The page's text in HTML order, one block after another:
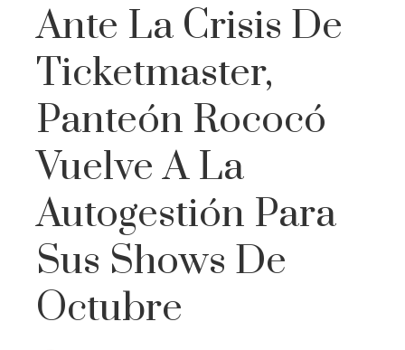
Ante La Crisis De
Ticketmaster,
Panteón Rococó
Vuelve A La
Autogestión Para
Sus Shows De
Octubre